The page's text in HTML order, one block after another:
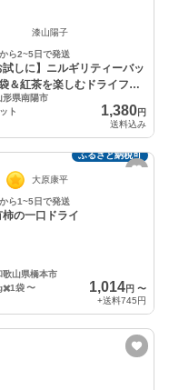
漆山陽子
ら2~5日で発送
試しに】ニルギリティーバッ
＆紅茶を楽しむドライフル
点セット
形県南陽市
ト
1,380円
送料込み
ふるさと納税可
大原康平
ら1~5日で発送
柿の一口ドライ
歌山県橋本市
袋 〜 1,014円 〜
+送料745円